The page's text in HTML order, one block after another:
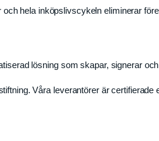
hela inköpslivscykeln eliminerar
lösning som skapar, signerar
Våra leverantörer är certifierade